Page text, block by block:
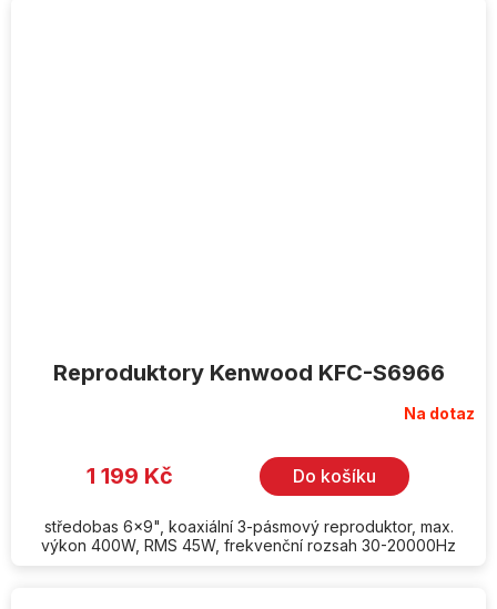
Reproduktory Kenwood KFC-S6966
Na dotaz
1 199 Kč Do košíku
středobas 6x9", koaxiální 3-pásmový reproduktor, max.
výkon 400W, RMS 45W, frekvenční rozsah 30-20000Hz